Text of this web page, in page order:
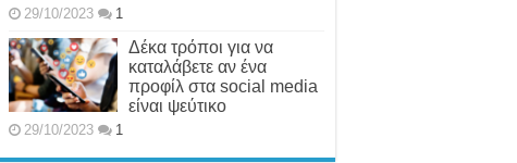
29/10/2023 1
Δέκα τρόποι για να
καταλάβετε αν ένα
προφίλ στα social media
είναι ψεύτικο
29/10/2023 1